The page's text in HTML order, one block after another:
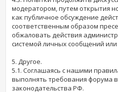
модератором, путем открытия
как публичное обсуждение
соответственным образом
обжаловать действия
системой личных сообщений
5. Другое.
5.1. Соглашаясь с нашими
выполнять требования форума
законодательства РФ.